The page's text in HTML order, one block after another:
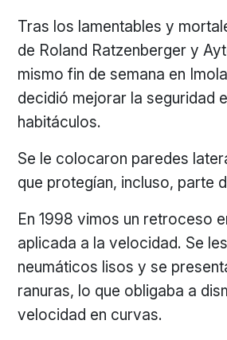
Tras los lamentables y
de Roland Ratzenberger y
mismo fin de semana en
decidió mejorar la seguridad
habitáculos.
Se le colocaron paredes
que protegían, incluso, parte
En 1998 vimos un retroceso
aplicada a la velocidad. Se
neumáticos lisos y se
ranuras, lo que obligaba a
velocidad en curvas.